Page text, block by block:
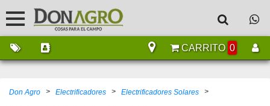
CARRITO 0
Don Agro > Electrificadores > Electrificadores Solares >